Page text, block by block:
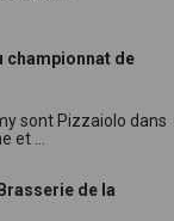
championnat de
sont Pizzaiolo dans
et ...
de la